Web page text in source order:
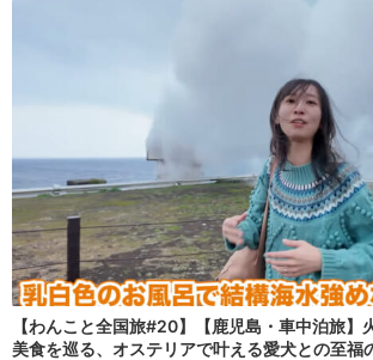
【わんこと全国旅#20】【鹿児島・車中泊旅】
美食を巡る、オステリアで叶える愛犬との至福